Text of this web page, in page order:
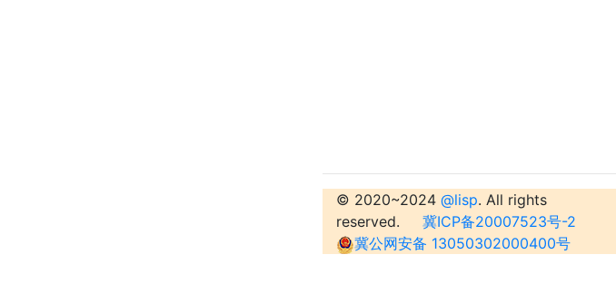
© 2020~2024@lisp. All rights
reserved.
冀ICP备20007523号-2
冀公网安备 13050302000400号